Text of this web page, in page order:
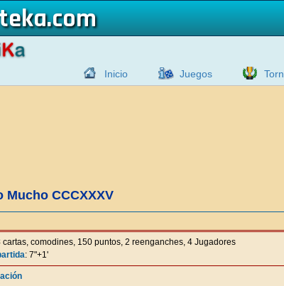
Inicio Juegos
Mucho CCCXXXV
cartas, comodines, 150 puntos, 2 reenganches, 4 Jugadores
: 7"+1'